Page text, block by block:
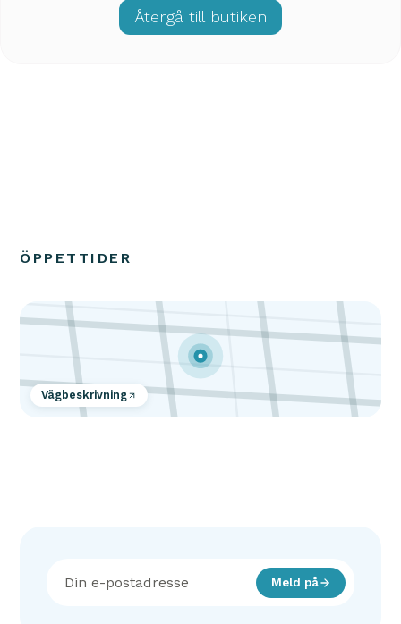
Återgå till butiken
ÖPPETTIDER
Vägbeskrivning
Meld på